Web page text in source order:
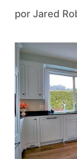
por Jared